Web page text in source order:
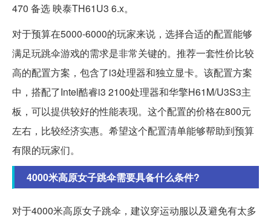
470 备选 映泰TH61U3 6.x。
对于预算在5000-6000的玩家来说，选择合适的配置能够
满足玩跳伞游戏的需求是非常关键的。推荐一套性价比较
高的配置方案，包含了i3处理器和独立显卡。该配置方案
中，搭配了Intel酷睿i3 2100处理器和华擎H61M/U3S3主
板，可以提供较好的性能表现。这个配置的价格在800元
左右，比较经济实惠。希望这个配置清单能够帮助到预算
有限的玩家们。
4000米高原女子跳伞需要具备什么条件?
对于4000米高原女子跳伞，建议穿运动服以及避免有太多